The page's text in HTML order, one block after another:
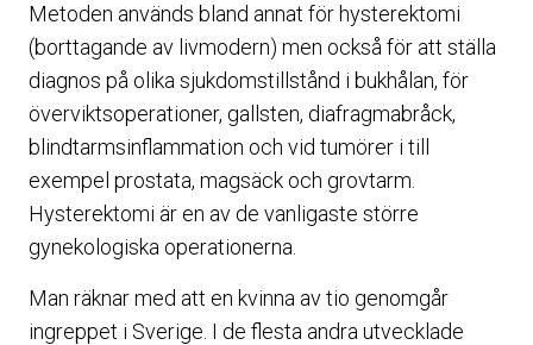
Metoden används bland annat för hysterektomi
(borttagande av livmodern) men också för att ställa
diagnos på olika sjukdomstillstånd i bukhålan, för
överviktsoperationer, gallsten, diafragmabråck,
blindtarmsinflammation och vid tumörer i till
exempel prostata, magsäck och grovtarm.
Hysterektomi är en av de vanligaste större
gynekologiska operationerna.
Man räknar med att en kvinna av tio genomgår
ingreppet i Sverige. I de flesta andra utvecklade